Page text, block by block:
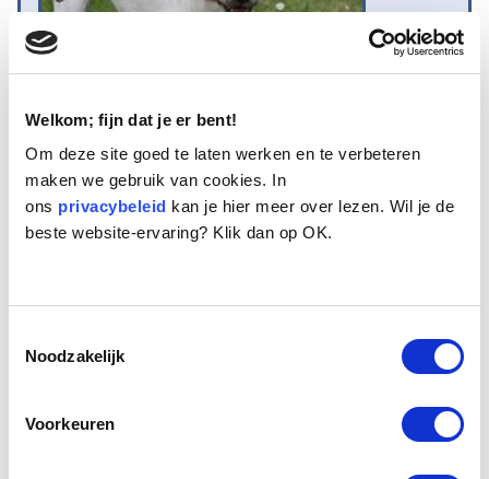
Welkom; fijn dat je er bent!
Om deze site goed te laten werken en te verbeteren
maken we gebruik van cookies. In
ons privacybeleid kan je hier meer over lezen. Wil je de
beste website-ervaring? Klik dan op OK.
Noodzakelijk
Voorkeuren
Naam: Lady
Leeftijd: 15
Ras/type: Boerenfox
Hoeveel dagen te gast geweest: 296 dagen
Lady is samen met haar zoon Henkie naar het